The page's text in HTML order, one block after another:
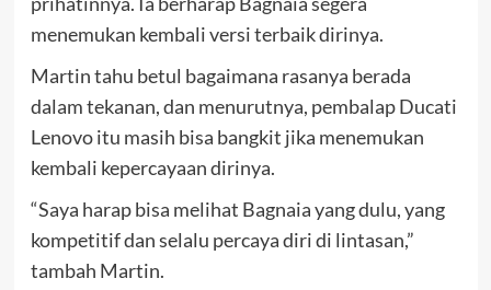
menemukan kembali versi terbaik dirinya.
Martin tahu betul bagaimana rasanya berada
dalam tekanan, dan menurutnya, pembalap Ducati
Lenovo itu masih bisa bangkit jika menemukan
kembali kepercayaan dirinya.
“Saya harap bisa melihat Bagnaia yang dulu, yang
kompetitif dan selalu percaya diri di lintasan,”
tambah Martin.